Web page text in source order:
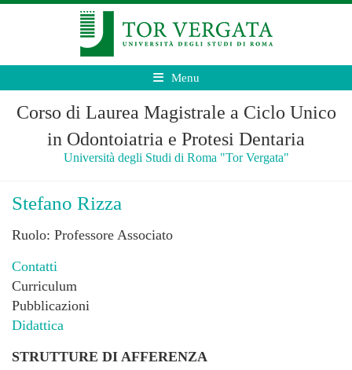
Menu
Corso di Laurea Magistrale a Ciclo Unico
in Odontoiatria e Protesi Dentaria
Università degli Studi di Roma "Tor Vergata"
Stefano Rizza
Ruolo: Professore Associato
Contatti
Curriculum
Pubblicazioni
Didattica
STRUTTURE DI AFFERENZA